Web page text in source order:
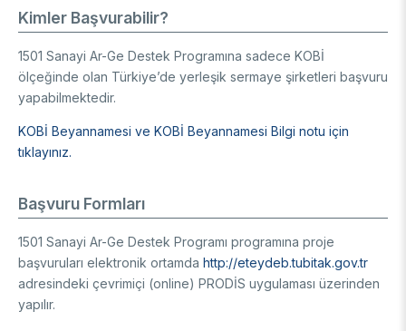
Kimler Başvurabilir?
1501 Sanayi Ar-Ge Destek Programına sadece KOBİ
ölçeğinde olan Türkiye’de yerleşik sermaye şirketleri başvuru
yapabilmektedir.
KOBİ Beyannamesi ve KOBİ Beyannamesi Bilgi notu için
tıklayınız.
Başvuru Formları
1501 Sanayi Ar-Ge Destek Programı programına proje
başvuruları elektronik ortamda http://eteydeb.tubitak.gov.tr
adresindeki çevrimiçi (online) PRODİS uygulaması üzerinden
yapılır.